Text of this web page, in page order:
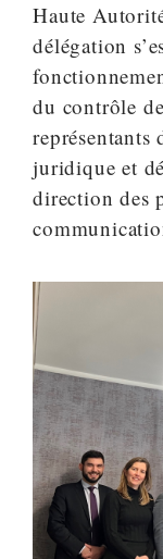
Haute
délégation
du contrôle
représentants
juridique et
direction des